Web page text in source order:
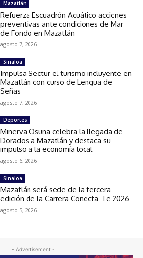
Mazatlán
Refuerza Escuadrón Acuático acciones
preventivas ante condiciones de Mar
de Fondo en Mazatlán
agosto 7, 2026
Sinaloa
Impulsa Sectur el turismo incluyente en
Mazatlán con curso de Lengua de
Señas
agosto 7, 2026
Deportes
Minerva Osuna celebra la llegada de
Dorados a Mazatlán y destaca su
impulso a la economía local
agosto 6, 2026
Sinaloa
Mazatlán será sede de la tercera
edición de la Carrera Conecta-Te 2026
agosto 5, 2026
- Advertisement -